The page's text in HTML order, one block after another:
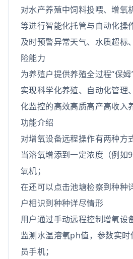
对水产养殖中饲料投喂、增氧
等进行智能化托管与自动化操
及时预警异常天气、水质超标
险能力
为养殖户提供养殖全过程“保
实现科学化养殖、自动化管理
化监控的高效高质高产高收入
功能介绍
对增氧设备远程操作有两种方
当溶氧增添到一定浓度（例如
氧机；
在还可以点击池塘检察到种种
户相识到种种详尽情形
用户通过手动远程控制增氧设
监测水温溶氧ph值，参数实
员手机；